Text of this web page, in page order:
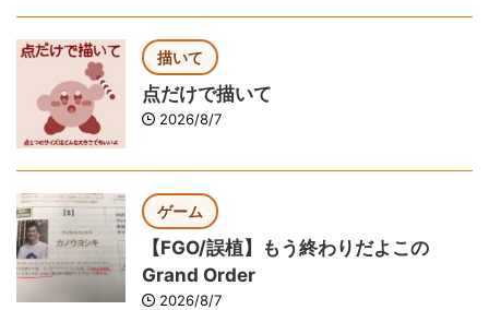
描いて
点だけで描いて
2026/8/7
ゲーム
【FGO/誤植】もう終わりだよこの
Grand Order
2026/8/7